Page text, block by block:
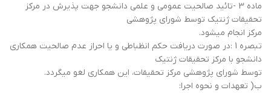
ماده 3 -تائید صالحیت عمومی و علمی دانشجو جهت پذیرش در مرکز
تحقیقات ژنتیک توسط شورای پژوهشی
مرکز انجام میشود.
تبصره 1 :در صورت دریافت حکم انظباطی و یا احراز عدم صالحیت همکاری
دانشجو با مرکز تحقیقات ژنتیک
توسط شورای پژوهشی مرکز تحقیقات، این همکاری لغو میگردد.
ب( تعهدات و نحوه اجرا: